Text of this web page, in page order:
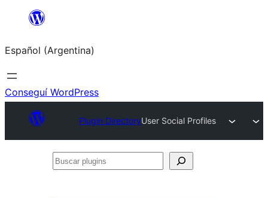
Saltar
contenido
Español (Argentina)
Conseguí WordPress
Plugin DirectoryUser Social Profiles
Buscar